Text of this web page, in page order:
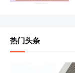
热门头条